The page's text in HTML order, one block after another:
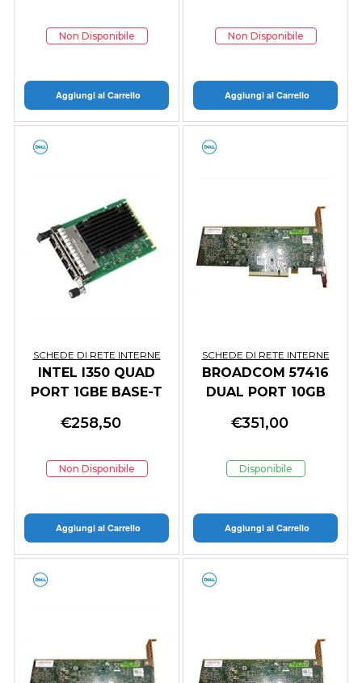
Non Disponibile
Aggiungi al Carrello
Non Disponibile
Aggiungi al Carrello
SCHEDE DI RETE INTERNE
INTEL I350 QUAD
PORT 1GBE BASE-T
€258,50
Non Disponibile
Aggiungi al Carrello
SCHEDE DI RETE INTERNE
BROADCOM 57416
DUAL PORT 10GB
€351,00
Disponibile
Aggiungi al Carrello